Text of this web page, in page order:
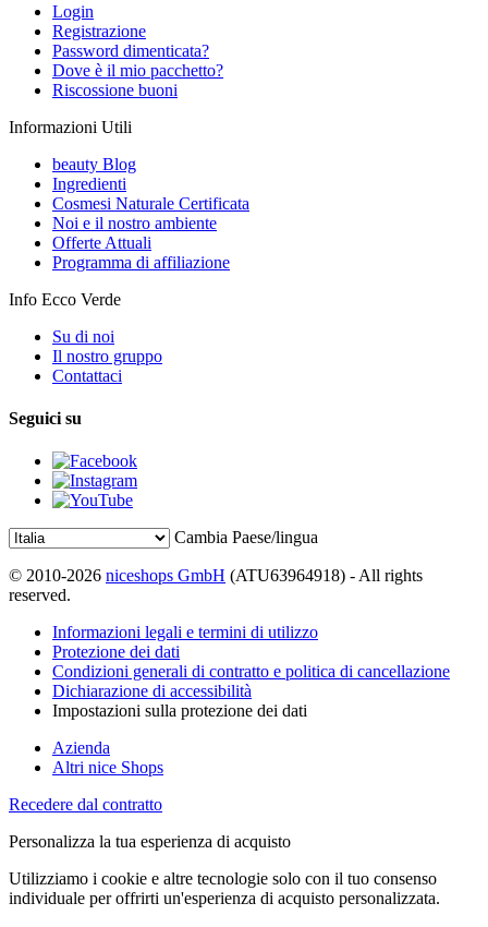
Login
Registrazione
Password dimenticata?
Dove è il mio pacchetto?
Riscossione buoni
Informazioni Utili
beauty Blog
Ingredienti
Cosmesi Naturale Certificata
Noi e il nostro ambiente
Offerte Attuali
Programma di affiliazione
Info Ecco Verde
Su di noi
Il nostro gruppo
Contattaci
Seguici su
Cambia Paese/lingua
© 2010-2026 niceshops GmbH (ATU63964918) - All rights
reserved.
Informazioni legali e termini di utilizzo
Protezione dei dati
Condizioni generali di contratto e politica di cancellazione
Dichiarazione di accessibilità
Impostazioni sulla protezione dei dati
Azienda
Altri nice Shops
Recedere dal contratto
Personalizza la tua esperienza di acquisto
Utilizziamo i cookie e altre tecnologie solo con il tuo consenso
individuale per offrirti un'esperienza di acquisto personalizzata.